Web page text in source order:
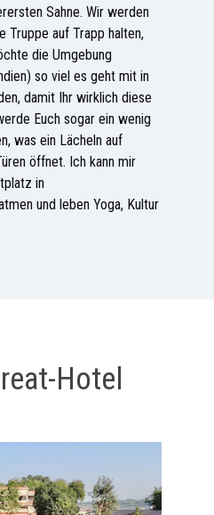
Sahne. Wir werden
Truppe auf Trapp halten,
die Umgebung
so viel es geht mit in
damit Ihr wirklich diese
Euch sogar ein wenig
was ein Lächeln auf
öffnet. Ich kann mir
in
und leben Yoga, Kultur
Hotel